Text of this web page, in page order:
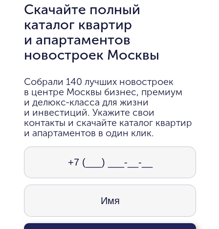
Скачайте полный
каталог квартир
и апартаментов
новостроек Москвы
Собрали 140 лучших новостроек
в центре Москвы бизнес, премиум
и делюкс-класса для жизни
и инвестиций. Укажите свои
контакты и скачайте каталог квартир
и апартаментов в один клик.